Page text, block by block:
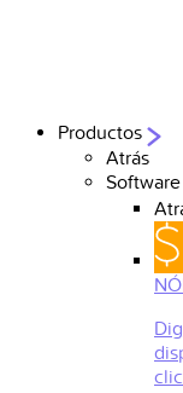
Productos
Atrás
Software